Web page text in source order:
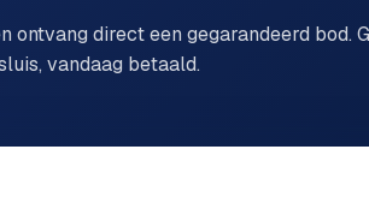
ontvang direct een gegarandeerd bod.
vandaag betaald.